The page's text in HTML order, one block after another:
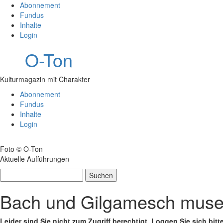
Abonnement
Fundus
Inhalte
Login
O-Ton
Kulturmagazin mit Charakter
Abonnement
Fundus
Inhalte
Login
Foto © O-Ton
Aktuelle Aufführungen
nach:
Bach und Gilgamesch
Leider sind Sie nicht zum Zugriff berechtigt. Loggen Sie sich